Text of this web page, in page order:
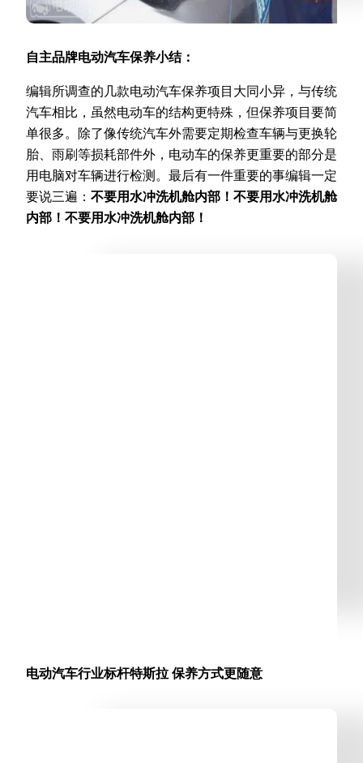
自主品牌电动汽车保养小结：
编辑所调查的几款电动汽车保养项目大同小异，与传统
汽车相比，虽然电动车的结构更特殊，但保养项目要简
单很多。除了像传统汽车外需要定期检查车辆与更换轮
胎、雨刷等损耗部件外，电动车的保养更重要的部分是
用电脑对车辆进行检测。最后有一件重要的事编辑一定
要说三遍： 不要用水冲洗机舱内部！不要用水冲洗机舱
内部！不要用水冲洗机舱内部！
电动汽车行业标杆特斯拉 保养方式更随意